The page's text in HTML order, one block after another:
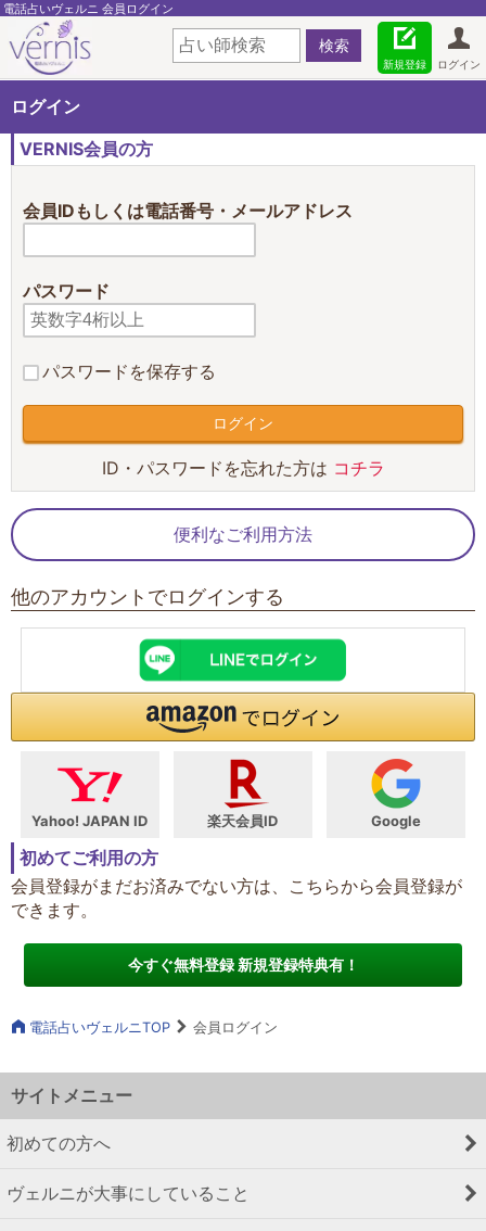
電話占いヴェルニ 会員ログイン
ログイン
新規登録
ログイン
VERNIS会員の方
会員IDもしくは電話番号・メールアドレス
パスワード
パスワードを保存する
ID・パスワードを忘れた方は コチラ
便利なご利用方法
他のアカウントでログインする
Yahoo! JAPAN ID 楽天会員ID Google
初めてご利用の方
会員登録がまだお済みでない方は、こちらから会員登録が
できます。
今すぐ無料登録 新規登録特典有！
電話占いヴェルニTOP 会員ログイン
サイトメニュー
初めての方へ
ヴェルニが大事にしていること